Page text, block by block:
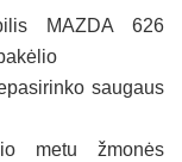
MAZDA 626
saugaus
metu žmonės